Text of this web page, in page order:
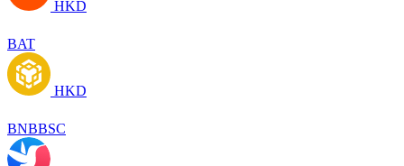
HKD
BAT
HKD
BNBBSC